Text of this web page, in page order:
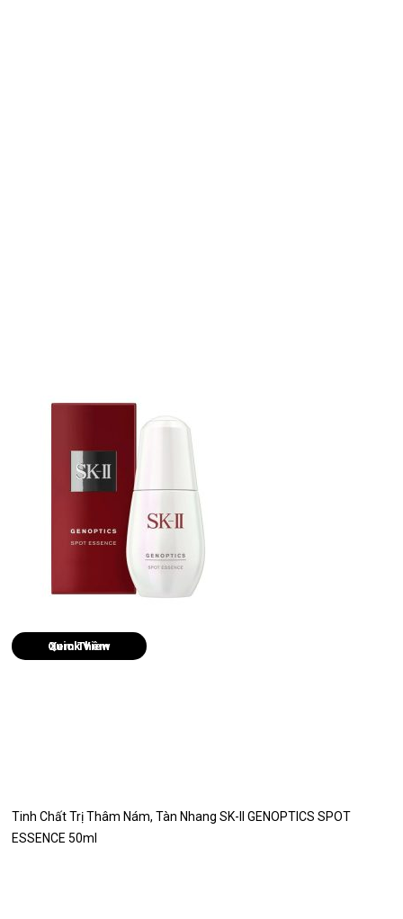
Quick View
Tinh Chất Trị Thâm Nám, Tàn Nhang SK-II GENOPTICS SPOT
ESSENCE 50ml